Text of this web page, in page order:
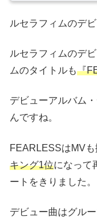
ルセラフィムのデ
ルセラフィムのデ
ムのタイトルも『
デビューアルバム
んですね。
FEARLESSはMV
キング1位になって
ートをきりました。
デビュー曲はグル